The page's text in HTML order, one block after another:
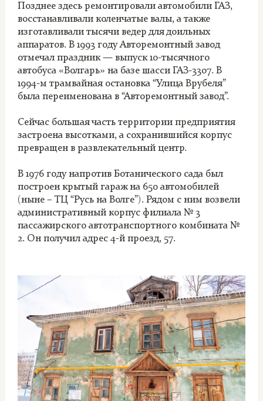
Позднее здесь ремонтировали автомобили ГАЗ,
восстанавливали коленчатые валы, а также
изготавливали тысячи ведер для доильных
аппаратов. В 1993 году Авторемонтный завод
отмечал праздник — выпуск 10-тысячного
автобуса «Волгарь» на базе шасси ГАЗ-3307. В
1994-м трамвайная остановка “Улица Врубеля”
была переименована в “Авторемонтный завод”.
Сейчас большая часть территории предприятия
застроена высотками, а сохранившийся корпус
превращен в развлекательный центр.
В 1976 году напротив Ботанического сада был
построен крытый гараж на 650 автомобилей
(ныне – ТЦ “Русь на Волге”). Рядом с ним возвели
административный корпус филиала № 3
пассажирского автотранспортного комбината №
2. Он получил адрес 4-й проезд, 57.